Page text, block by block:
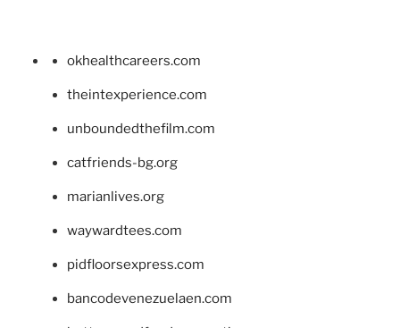
okhealthcareers.com
theintexperience.com
unboundedthefilm.com
catfriends-bg.org
marianlives.org
waywardtees.com
pidfloorsexpress.com
bancodevenezuelaen.com